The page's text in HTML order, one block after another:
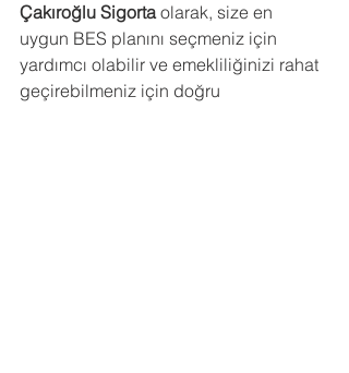
Çakıroğlu Sigorta olarak, size en
uygun BES planını seçmeniz için
yardımcı olabilir ve emekliliğinizi rahat
geçirebilmeniz için doğru